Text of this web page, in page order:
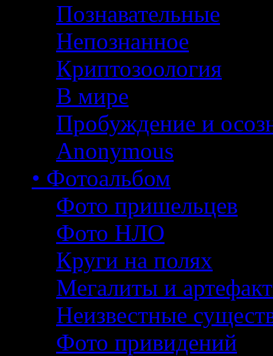
Познавательные
Непознанное
Криптозоология
В мире
Пробуждение и
Anonymous
• Фотоальбом
Фото пришельцев
Фото НЛО
Круги на полях
Мегалиты и
Неизвестные
Фото привидений